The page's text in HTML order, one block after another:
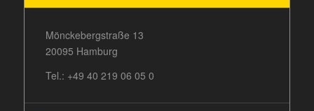
Mönckebergstraße 13
20095 Hamburg
Tel.: +49 40 219 06 05 0